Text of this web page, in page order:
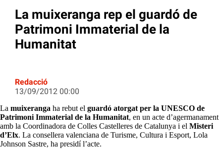
La muixeranga rep el guardó de
Patrimoni Immaterial de la
Humanitat
Redacció
13/09/2012 00:00
La muixeranga ha rebut el guardó atorgat per la UNESCO de
Patrimoni Immaterial de la Humanitat, en un acte d’agermanament
amb la Coordinadora de Colles Castelleres de Catalunya i el Misteri
d’Elx. La consellera valenciana de Turisme, Cultura i Esport, Lola
Johnson Sastre, ha presidí l’acte.